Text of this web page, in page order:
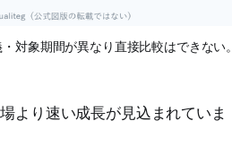
対象期間が異なり直接比較はできない。
より速い成長が見込まれていま